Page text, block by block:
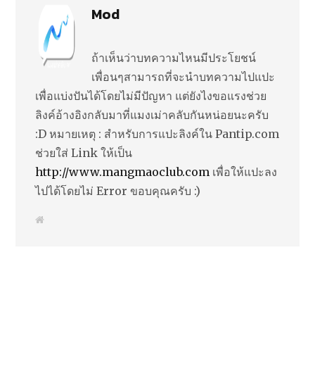
Mod
ถ้าเห็นว่าบทความไหนมีประโยชน์
เพื่อนๆสามารถที่จะนำบทความไปแปะ
เพื่อแบ่งปันได้โดยไม่มีปัญหา แต่ยังไงขอแรงช่วย
ลิงค์อ้างอิงกลับมาที่แมงเม่าคลับกันหน่อยนะครับ
:D หมายเหตุ : สำหรับการแปะลิงค์ใน Pantip.com
ช่วยใส่ Link ให้เป็น
http://www.mangmaoclub.com เพื่อให้แปะลง
ไปได้โดยไม่ Error ขอบคุณครับ :)